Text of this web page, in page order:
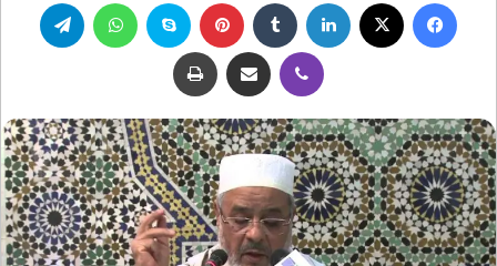
ڤايبر مشاركة عبر البريد طباعة